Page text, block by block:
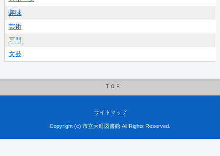
趣味
芸術
専門
文芸
ＴＯＰ
サイトマップ
Copyright (c) 市立大町図書館 All Rights Reserved.